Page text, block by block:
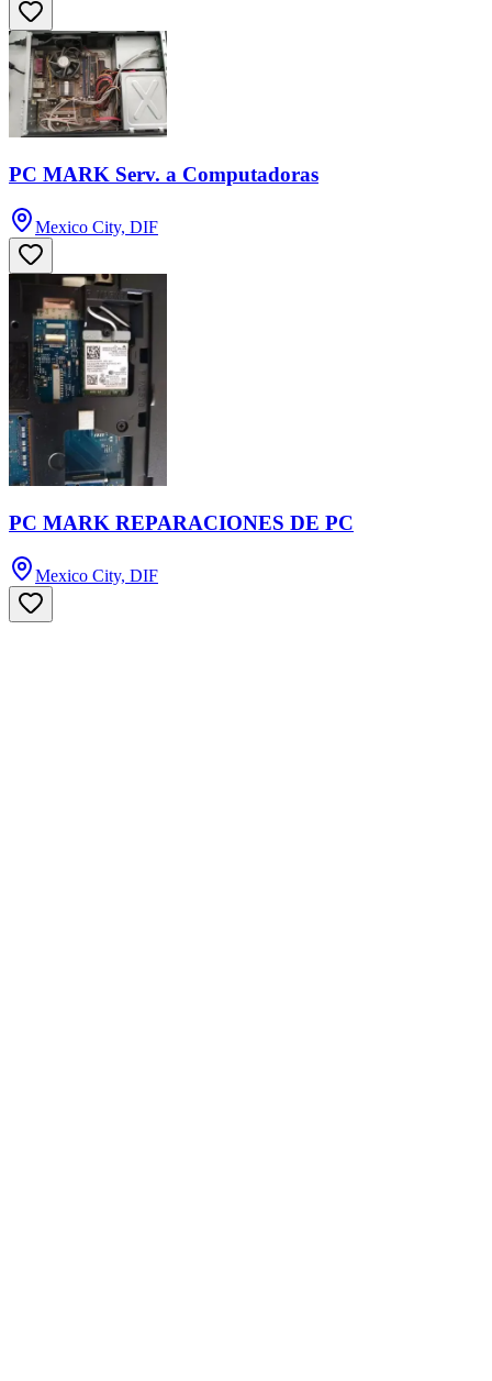
PC MARK Serv. a Computadoras
Mexico City, DIF
PC MARK REPARACIONES DE PC
Mexico City, DIF